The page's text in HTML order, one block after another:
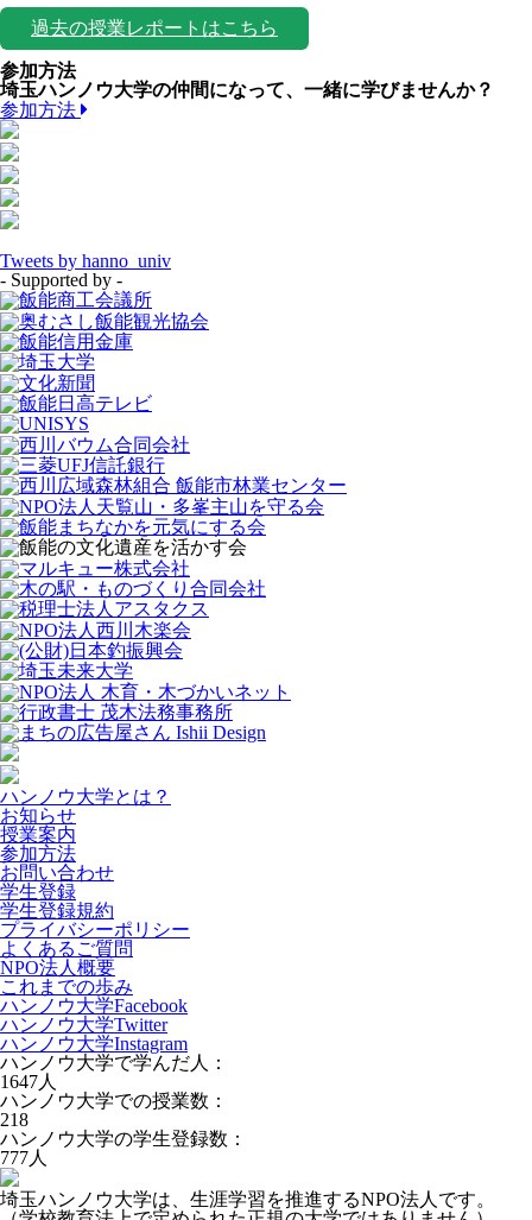
過去の授業レポートはこちら
参加方法
埼玉ハンノウ大学の仲間になって、一緒に学びませんか？
参加方法
Tweets by hanno_univ
- Supported by -
ハンノウ大学とは？
お知らせ
授業案内
参加方法
お問い合わせ
学生登録
学生登録規約
プライバシーポリシー
よくあるご質問
NPO法人概要
これまでの歩み
ハンノウ大学Facebook
ハンノウ大学Twitter
ハンノウ大学Instagram
ハンノウ大学で学んだ人：
1647人
ハンノウ大学での授業数：
218
ハンノウ大学の学生登録数：
777人
埼玉ハンノウ大学は、生涯学習を推進するNPO法人です。